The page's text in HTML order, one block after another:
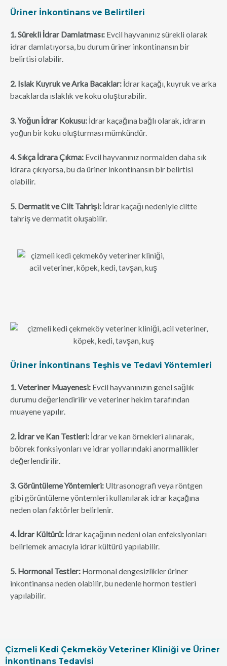
Üriner İnkontinans ve Belirtileri
1. Sürekli İdrar Damlatması: Evcil hayvanınız sürekli olarak
idrar damlatıyorsa, bu durum üriner inkontinansın bir
belirtisi olabilir.
2. Islak Kuyruk ve Arka Bacaklar: İdrar kaçağı, kuyruk ve arka
bacaklarda ıslaklık ve koku oluşturabilir.
3. Yoğun İdrar Kokusu: İdrar kaçağına bağlı olarak, idrarın
yoğun bir koku oluşturması mümkündür.
4. Sıkça İdrara Çıkma: Evcil hayvanınız normalden daha sık
idrara çıkıyorsa, bu da üriner inkontinansın bir belirtisi
olabilir.
5. Dermatit ve Cilt Tahrişi: İdrar kaçağı nedeniyle ciltte
tahriş ve dermatit oluşabilir.
Üriner İnkontinans Teşhis ve Tedavi Yöntemleri
1. Veteriner Muayenesi: Evcil hayvanınızın genel sağlık
durumu değerlendirilir ve veteriner hekim tarafından
muayene yapılır.
2. İdrar ve Kan Testleri: İdrar ve kan örnekleri alınarak,
böbrek fonksiyonları ve idrar yollarındaki anormallikler
değerlendirilir.
3. Görüntüleme Yöntemleri: Ultrasonografi veya röntgen
gibi görüntüleme yöntemleri kullanılarak idrar kaçağına
neden olan faktörler belirlenir.
4. İdrar Kültürü: İdrar kaçağının nedeni olan enfeksiyonları
belirlemek amacıyla idrar kültürü yapılabilir.
5. Hormonal Testler: Hormonal dengesizlikler üriner
inkontinansa neden olabilir, bu nedenle hormon testleri
yapılabilir.
Çizmeli Kedi Çekmeköy Veteriner Kliniği ve Üriner
İnkontinans Tedavisi